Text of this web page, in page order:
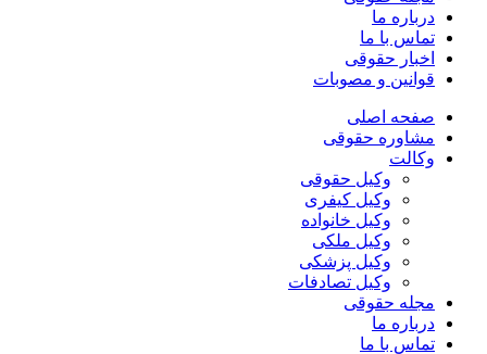
درباره ما
تماس با ما
اخبار حقوقی
قوانین و مصوبات
صفحه اصلی
مشاوره حقوقی
وکالت
وکیل حقوقی
وکیل کیفری
وکیل خانواده
وکیل ملکی
وکیل پزشکی
وکیل تصادفات
مجله حقوقی
درباره ما
تماس با ما